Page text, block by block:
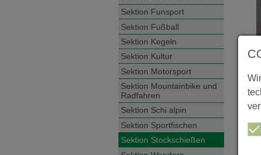
Sektion Funsport
Sektion Fußball
Sektion Kegeln
Sektion Kultur
Sektion Motorsport
Sektion Mountainbike und
Radfahren
Sektion Schi alpin
Sektion Sportfischen
Sektion Stockschießen